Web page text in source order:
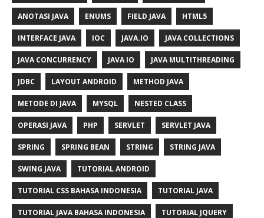
ANOTASI JAVA ENUMS FIELD JAVA HTML5
INTERFACE JAVA IOC JAVA.IO JAVA COLLECTIONS
JAVA CONCURRENCY JAVA IO JAVA MULTITHREADING
JDBC LAYOUT ANDROID METHOD JAVA
METODE DI JAVA MYSQL NESTED CLASS
OPERASI JAVA PHP SERVLET SERVLET JAVA
SPRING SPRING BEAN STRING STRING JAVA
SWING JAVA TUTORIAL ANDROID
TUTORIAL CSS BAHASA INDONESIA TUTORIAL JAVA
TUTORIAL JAVA BAHASA INDONESIA TUTORIAL JQUERY